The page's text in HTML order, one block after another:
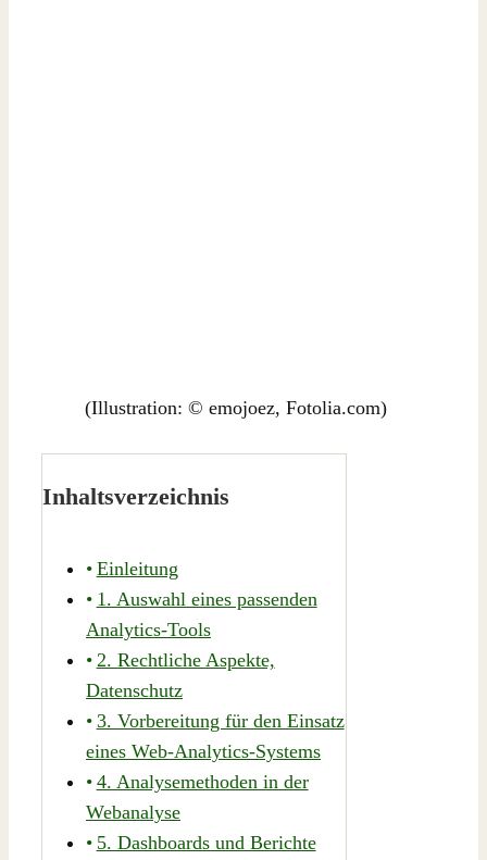
(Illustration: © emojoez, Fotolia.com)
Inhaltsverzeichnis
Einleitung
1. Auswahl eines passenden
Analytics-Tools
2. Rechtliche Aspekte,
Datenschutz
3. Vorbereitung für den Einsatz
eines Web-Analytics-Systems
4. Analysemethoden in der
Webanalyse
5. Dashboards und Berichte